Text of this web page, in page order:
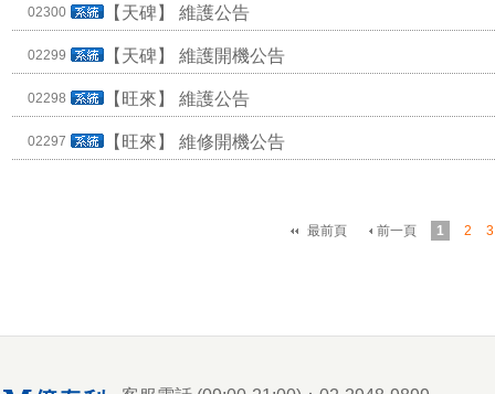
02300 【天碑】 維護公告
02299 【天碑】 維護開機公告
02298 【旺來】 維護公告
02297 【旺來】 維修開機公告
最前頁 前一頁 1 2 3